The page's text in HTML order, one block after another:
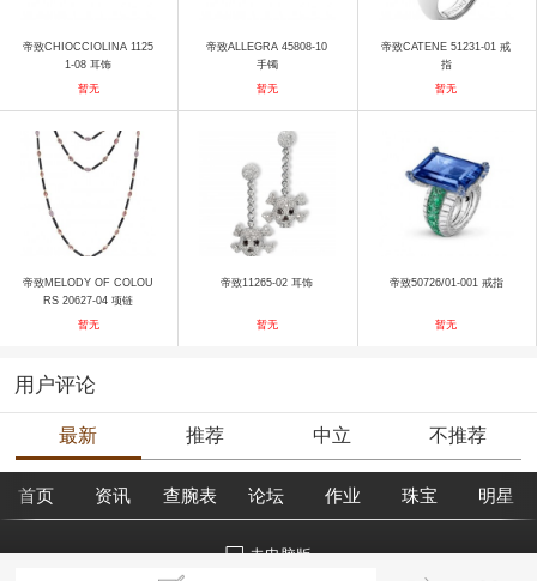
帝致CHIOCCIOLINA 1125
1-08 耳饰
暂无
帝致ALLEGRA 45808-10
手镯
暂无
帝致CATENE 51231-01 戒
指
暂无
帝致MELODY OF COLOU
RS 20627-04 项链
暂无
帝致11265-02 耳饰
暂无
帝致50726/01-001 戒指
暂无
用户评论
最新 推荐 中立 不推荐
首页 资讯 查腕表 论坛 作业 珠宝 明星
去电脑版